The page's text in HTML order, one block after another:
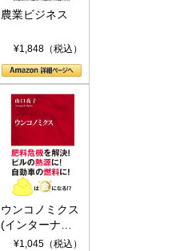
農業ビジネス
¥1,848（税込）
ウンコノミクス
(インターナシ
ョナル新書)
¥1,045（税込）